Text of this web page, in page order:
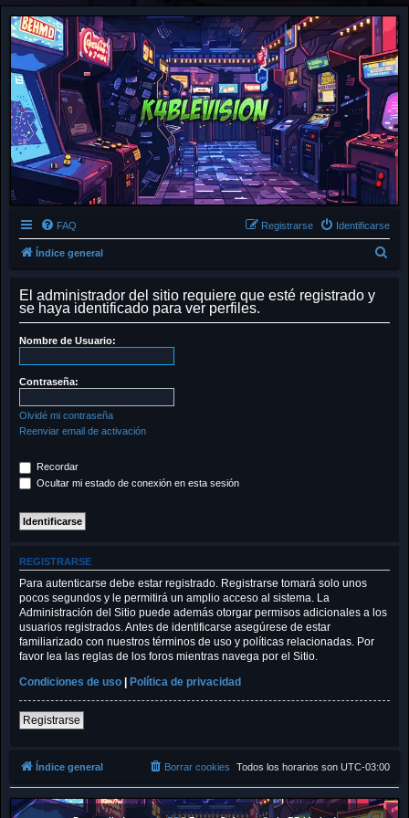
FAQ Identificarse
Registrarse
Índice general
El administrador del sitio requiere que esté registrado y
se haya identificado para ver perfiles.
Nombre de Usuario:
Contraseña:
Olvidé mi contraseña
Reenviar email de activación
Recordar
Ocultar mi estado de conexión en esta sesión
REGISTRARSE
Para autenticarse debe estar registrado. Registrarse tomará solo unos
pocos segundos y le permitirá un amplio acceso al sistema. La
Administración del Sitio puede además otorgar permisos adicionales a los
usuarios registrados. Antes de identificarse asegúrese de estar
familiarizado con nuestros términos de uso y políticas relacionadas. Por
favor lea las reglas de los foros mientras navega por el Sitio.
Condiciones de uso | Política de privacidad
Registrarse
Índice general Todos los horarios son UTC-03:00
Borrar cookies